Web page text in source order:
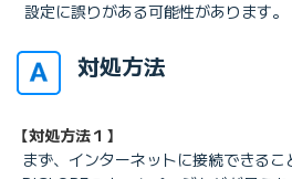
設定に誤りがある可能性があります。
対処方法
【対処方法１】
まず、インターネットに接続できるこ